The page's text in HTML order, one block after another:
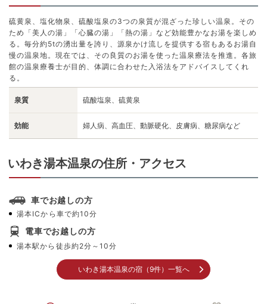
硫黄泉、塩化物泉、硫酸塩泉の3つの泉質が混ざった珍しい温泉。その
ため「美人の湯」「心臓の湯」「熱の湯」など効能豊かなお湯を楽しめ
る。毎分約5tの湧出量を誇り、源泉かけ流しを提供する宿もあるお湯自
慢の温泉地。現在では、その良質のお湯を使った温泉療法を推進。各旅
館の温泉療養士が目的、体調に合わせた入浴法をアドバイスしてくれ
る。
泉質 硫酸塩泉、硫黄泉
効能 婦人病、高血圧、動脈硬化、皮膚病、糖尿病など
いわき湯本温泉の住所・アクセス
車でお越しの方
湯本ICから車で約10分
電車でお越しの方
湯本駅から徒歩約2分～10分
いわき湯本温泉の宿（9件）一覧へ